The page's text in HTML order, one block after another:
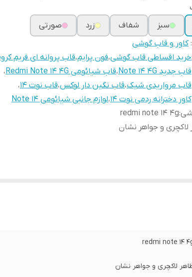
سبز شفاف زرد
صورتی
:کاور و قاب گوشی
خرید اقساطی قاب گوشی،فون پرایم،قاب پروانه ای فریم
قاب جدید Note 14 4G
،قاب شیائومی Redmi Note 14 4G
،
قاب مرواریدی شیک،قاب نگین دار لوکس،قاب نوت 14
،
کاور دخترانه ردمی نوت 14
،لوازم جانبی شیائومی Note 14
:
redmi note 14 4g
لاکچری و جواهر نشان
redmi note 14
لاکچری و جواهر نشان